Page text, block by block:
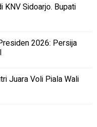
KNV Sidoarjo. Bupati
2026: Persija
Juara Voli Piala Wali